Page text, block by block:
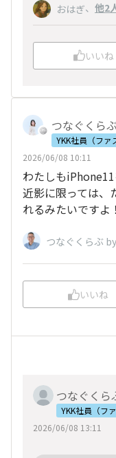
おはぎ、 他2
いいね
つなぐくら
YKK社員（ファ
2026/06/08 10:11
わたしも
近影に限っては、
れるみたいですよ！
つなぐくらぶ
いいね
つなぐくら
YKK社員（フ
2026/06/08 13:11